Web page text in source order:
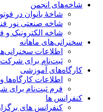
شاخه‌های انجمن
شاخۀ بانوان در
شاخه صنعتی نور
شاخه‌ الکترونیک و
سخنرانی‌های ماهانه
اطلاعات سخنرانی‌‌ها
ثبت‌نام برای شرکت
کارگاه‌های آموزشی
اطلاعات کارگاه‌ها و
فرم ثبت‌نام برای
کنفرانس ها
کنفرانس های